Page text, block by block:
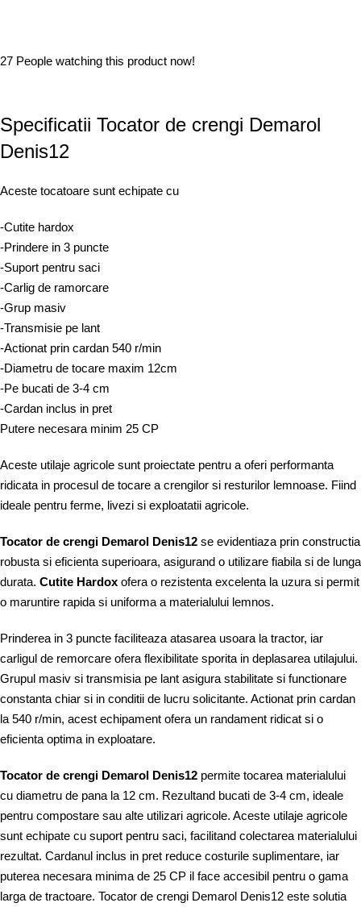
27 People watching this product now!
Specificatii Tocator de crengi Demarol
Denis12
Aceste tocatoare sunt echipate cu
-Cutite hardox
-Prindere in 3 puncte
-Suport pentru saci
-Carlig de ramorcare
-Grup masiv
-Transmisie pe lant
-Actionat prin cardan 540 r/min
-Diametru de tocare maxim 12cm
-Pe bucati de 3-4 cm
-Cardan inclus in pret
Putere necesara minim 25 CP
Aceste utilaje agricole sunt proiectate pentru a oferi performanta
ridicata in procesul de tocare a crengilor si resturilor lemnoase. Fiind
ideale pentru ferme, livezi si exploatatii agricole.
Tocator de crengi Demarol Denis12 se evidentiaza prin constructia
robusta si eficienta superioara, asigurand o utilizare fiabila si de lunga
durata. Cutite Hardox ofera o rezistenta excelenta la uzura si permit
o maruntire rapida si uniforma a materialului lemnos.
Prinderea in 3 puncte faciliteaza atasarea usoara la tractor, iar
carligul de remorcare ofera flexibilitate sporita in deplasarea utilajului.
Grupul masiv si transmisia pe lant asigura stabilitate si functionare
constanta chiar si in conditii de lucru solicitante. Actionat prin cardan
la 540 r/min, acest echipament ofera un randament ridicat si o
eficienta optima in exploatare.
Tocator de crengi Demarol Denis12 permite tocarea materialului
cu diametru de pana la 12 cm. Rezultand bucati de 3-4 cm, ideale
pentru compostare sau alte utilizari agricole. Aceste utilaje agricole
sunt echipate cu suport pentru saci, facilitand colectarea materialului
rezultat. Cardanul inclus in pret reduce costurile suplimentare, iar
puterea necesara minima de 25 CP il face accesibil pentru o gama
larga de tractoare. Tocator de crengi Demarol Denis12 este solutia